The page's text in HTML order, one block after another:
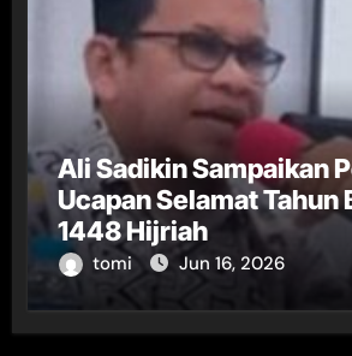
Ali Sadikin Sampaikan
Ucapan Selamat Tahun
1448 Hijriah
tomi Jun 16, 2026